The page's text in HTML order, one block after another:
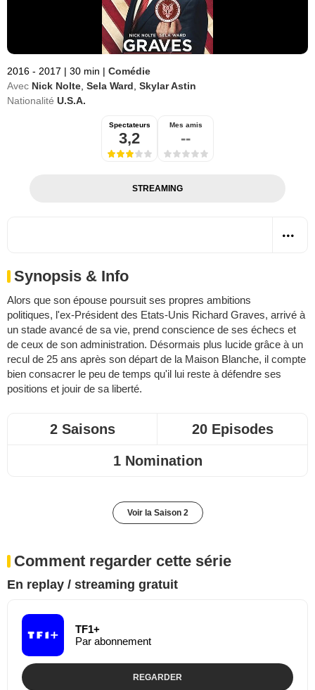
2016 - 2017 | 30 min | Comédie
Avec Nick Nolte Sela Ward Skylar Astin
Nationalité U.S.A.
Spectateurs
3,2
Mes amis
--
STREAMING
Synopsis & Info
Alors que son épouse poursuit ses propres ambitions
politiques, l'ex-Président des Etats-Unis Richard Graves, arrivé à
un stade avancé de sa vie, prend conscience de ses échecs et
de ceux de son administration. Désormais plus lucide grâce à un
recul de 25 ans après son départ de la Maison Blanche, il compte
bien consacrer le peu de temps qu'il lui reste à défendre ses
positions et jouir de sa liberté.
2 Saisons 20 Episodes
1 Nomination
Voir la Saison 2
Comment regarder cette série
En replay / streaming gratuit
TF1+
Par abonnement
REGARDER